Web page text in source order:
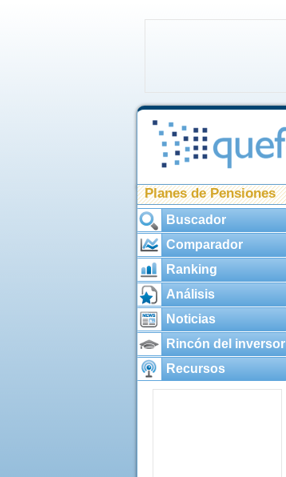
Planes de Pensiones
Buscador
Comparador
Ranking
Análisis
Noticias
Rincón del inversor
Recursos